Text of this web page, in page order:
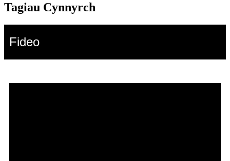
Tagiau Cynnyrch
Fideo